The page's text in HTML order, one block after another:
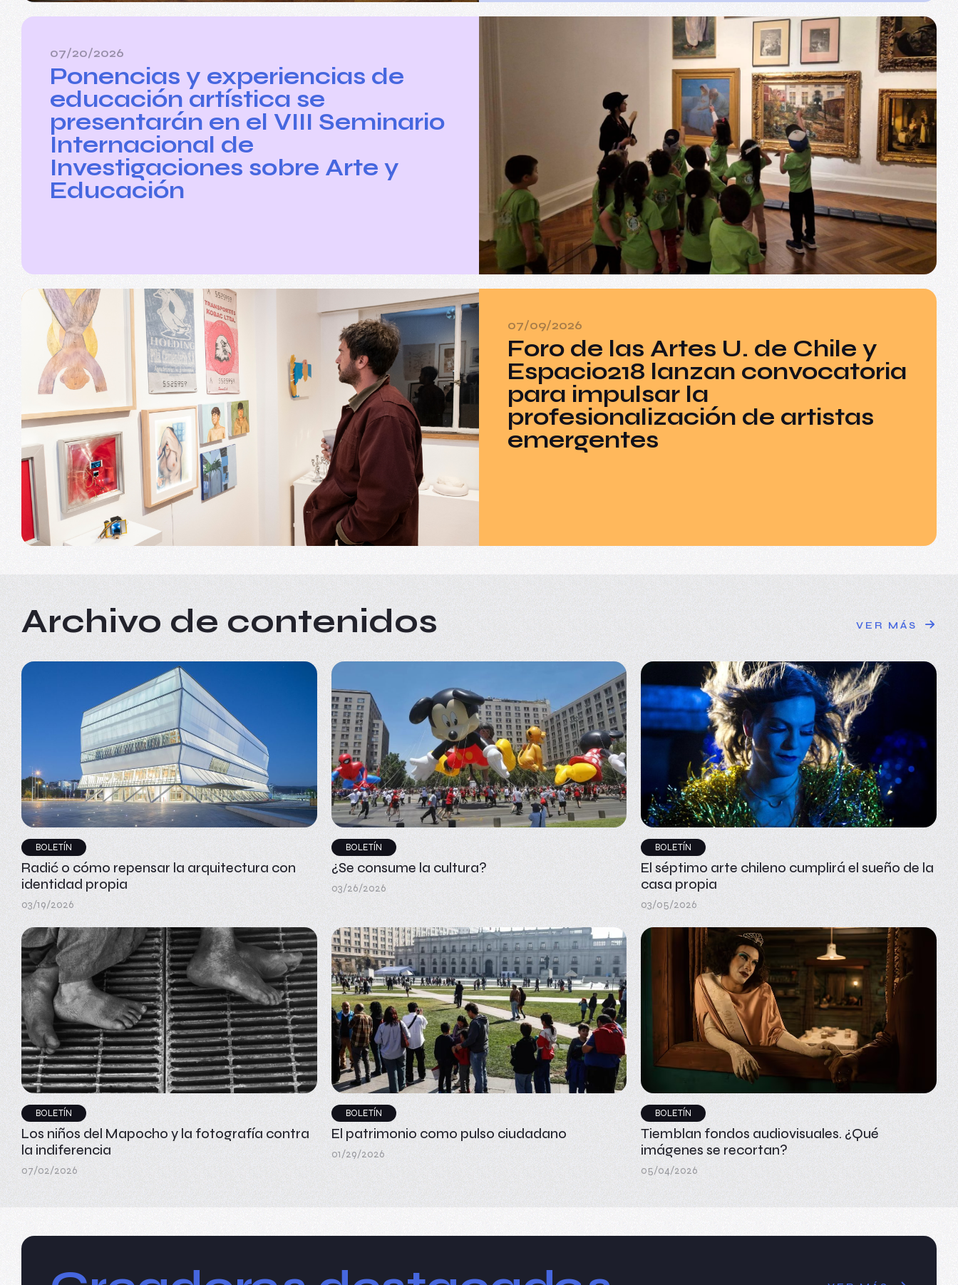
07/20/2026
Ponencias y experiencias de
educación artística se
presentarán en el VIII Seminario
Internacional de
Investigaciones sobre Arte y
Educación
07/09/2026
Foro de las Artes U. de Chile y
Espacio218 lanzan convocatoria
para impulsar la
profesionalización de artistas
emergentes
Archivo de contenidos VER MÁS
BOLETÍN
Radić o cómo repensar la arquitectura con
identidad propia
03/19/2026
BOLETÍN
¿Se consume la cultura?
03/26/2026
BOLETÍN
El séptimo arte chileno cumplirá el sueño de la
casa propia
03/05/2026
BOLETÍN
Los niños del Mapocho y la fotografía contra
la indiferencia
07/02/2026
BOLETÍN
El patrimonio como pulso ciudadano
01/29/2026
BOLETÍN
Tiemblan fondos audiovisuales. ¿Qué
imágenes se recortan?
05/04/2026